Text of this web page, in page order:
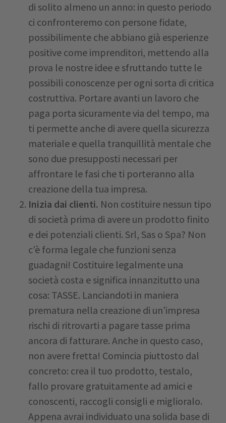
di solito almeno un anno: in questo periodo
ci confronteremo con persone fidate,
possibilimente che abbiano già esperienze
positive come imprenditori, mettendo alla
prova le nostre idee e sfruttando tutte le
possibili conoscenze per ogni sorta di critica
costruttiva. Portare avanti un lavoro che
paga porta sicuramente via del tempo, ma
ti permette anche di avere quella sicurezza
materiale e quella tranquillità mentale che
sono due presupposti necessari per
affrontare le fasi che ti porteranno alla
creazione della tua impresa.
Inizia dai clienti. Non costituire nessun tipo
di società prima di avere un prodotto finito
e dei potenziali clienti. Srl, Sas o Spa? Non
c’è forma legale che funzioni senza
guadagni! Costituire legalmente una
società costa e significa innanzitutto una
cosa: TASSE. Lanciandoti in maniera
prematura nella creazione di un’impresa
rischi di ritrovarti a pagare tasse prima
ancora di fatturare. Anche in questo caso,
non avere fretta! Comincia piuttosto dal
concreto: crea il tuo prodotto, testalo,
fallo provare gratuitamente ad amici e
conoscenti, raccogli consigli e miglioralo.
Appena avrai individuato una solida base di